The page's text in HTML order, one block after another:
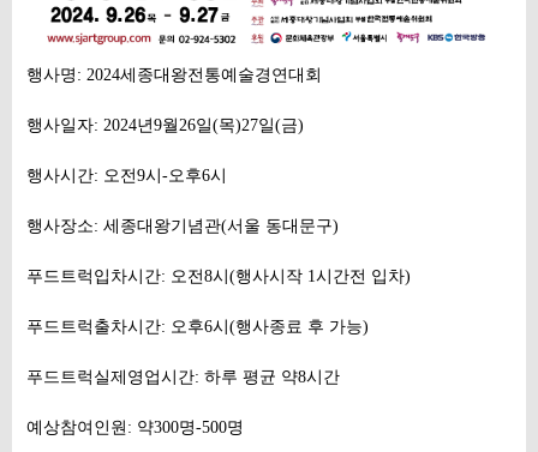
행사명: 2024세종대왕전통예술경연대회
행사일자: 2024년9월26일(목)27일(금)
행사시간: 오전9시-오후6시
행사장소: 세종대왕기념관(서울 동대문구)
푸드트럭입차시간: 오전8시(행사시작 1시간전 입차)
푸드트럭출차시간: 오후6시(행사종료 후 가능)
푸드트럭실제영업시간: 하루 평균 약8시간
예상참여인원: 약300명-500명